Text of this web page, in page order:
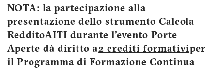
NOTA: la partecipazione alla
presentazione dello strumento Calcola
RedditoAITI durante l'evento Porte
Aperte dà diritto a2 crediti formativiper
il Programma di Formazione Continua